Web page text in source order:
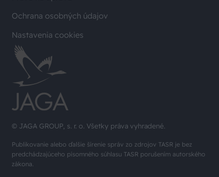
© JAGA GROUP, s. r. o. Všetky práva vyhradené.
Publikovanie alebo ďalšie šírenie správ zo zdrojov TASR je bez
predchádzajúceho písomného súhlasu TASR porušením autorského
zákona.
Ochrana osobných údajov
Nastavenia cookies